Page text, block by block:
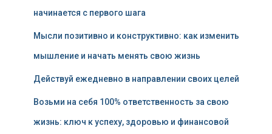
начинается с первого шага
Мысли позитивно и конструктивно: как изменить
мышление и начать менять свою жизнь
Действуй ежедневно в направлении своих целей
Возьми на себя 100% ответственность за свою
жизнь: ключ к успеху, здоровью и финансовой